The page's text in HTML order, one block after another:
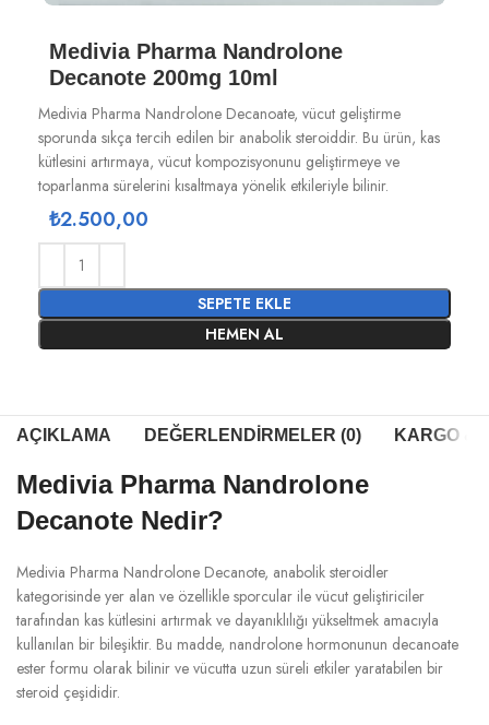
Medivia Pharma Nandrolone
Decanote 200mg 10ml
Medivia Pharma Nandrolone Decanoate, vücut geliştirme
sporunda sıkça tercih edilen bir anabolik steroiddir. Bu ürün, kas
kütlesini artırmaya, vücut kompozisyonunu geliştirmeye ve
toparlanma sürelerini kısaltmaya yönelik etkileriyle bilinir.
₺2.500,00
SEPETE EKLE
HEMEN AL
AÇIKLAMA DEĞERLENDIRMELER (0) KARGO &
Medivia Pharma Nandrolone
Decanote Nedir?
Medivia Pharma Nandrolone Decanote, anabolik steroidler
kategorisinde yer alan ve özellikle sporcular ile vücut geliştiriciler
tarafından kas kütlesini artırmak ve dayanıklılığı yükseltmek amacıyla
kullanılan bir bileşiktir. Bu madde, nandrolone hormonunun decanoate
ester formu olarak bilinir ve vücutta uzun süreli etkiler yaratabilen bir
steroid çeşididir.